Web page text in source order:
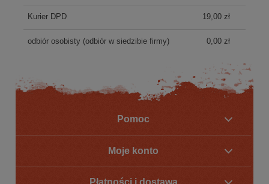
Kurier DPD 19,00 zł
odbiór osobisty(odbiór w siedzibie firmy) 0,00 zł
Pomoc
Moje konto